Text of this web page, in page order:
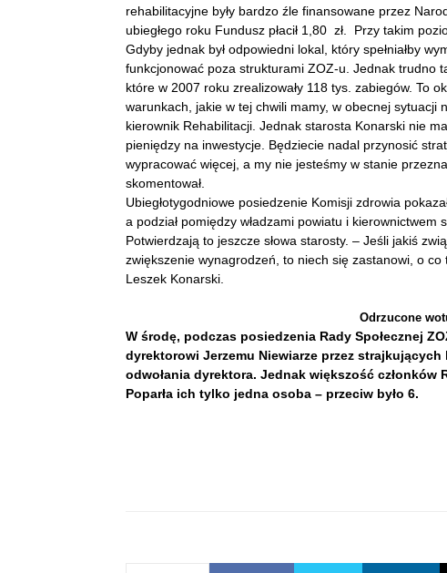
rehabilitacyjne były bardzo źle finansowane przez
ubiegłego roku Fundusz płacił 1,80 zł. Przy takim
Gdyby jednak był odpowiedni lokal, który spełniałby
funkcjonować poza strukturami ZOZ-u. Jednak trudno
które w 2007 roku zrealizowały 118 tys. zabiegów. To
warunkach, jakie w tej chwili mamy, w obecnej sytuacji
kierownik Rehabilitacji. Jednak starosta Konarski nie
pieniędzy na inwestycje. Będziecie nadal przynosić
wypracować więcej, a my nie jesteśmy w stanie
skomentował.
Ubiegłotygodniowe posiedzenie Komisji zdrowia
a podział pomiędzy władzami powiatu i
Potwierdzają to jeszcze słowa starosty. – Jeśli jakiś
zwiększenie wynagrodzeń, to niech się zastanowi, o
Leszek Konarski.
Odrzucone
W środę, podczas posiedzenia Rady Społecznej
dyrektorowi Jerzemu Niewiarze przez
odwołania dyrektora. Jednak większość
Poparła ich tylko jedna osoba – przeciw było 6.